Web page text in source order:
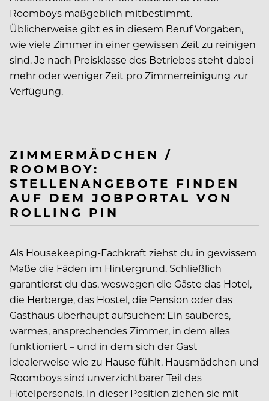
Roomboys maßgeblich mitbestimmt.
Üblicherweise gibt es in diesem Beruf Vorgaben,
wie viele Zimmer in einer gewissen Zeit zu reinigen
sind. Je nach Preisklasse des Betriebes steht dabei
mehr oder weniger Zeit pro Zimmerreinigung zur
Verfügung.
ZIMMERMÄDCHEN /
ROOMBOY:
STELLENANGEBOTE FINDEN
AUF DEM JOBPORTAL VON
ROLLING PIN
Als Housekeeping-Fachkraft ziehst du in gewissem
Maße die Fäden im Hintergrund. Schließlich
garantierst du das, weswegen die Gäste das Hotel,
die Herberge, das Hostel, die Pension oder das
Gasthaus überhaupt aufsuchen: Ein sauberes,
warmes, ansprechendes Zimmer, in dem alles
funktioniert – und in dem sich der Gast
idealerweise wie zu Hause fühlt. Hausmädchen und
Roomboys sind unverzichtbarer Teil des
Hotelpersonals. In dieser Position ziehen sie mit